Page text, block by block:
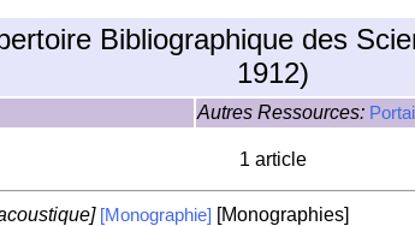
Bibliographique des
1912)
Autres Ressources:
1 article
[Monographie] [Monographies]